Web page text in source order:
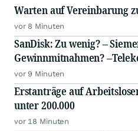
Warten auf Vereinbarung
vor 8 Minuten
SanDisk: Zu wenig? –
Gewinnmitnahmen?
vor 9 Minuten
Erstanträge auf
unter 200.000
vor 18 Minuten